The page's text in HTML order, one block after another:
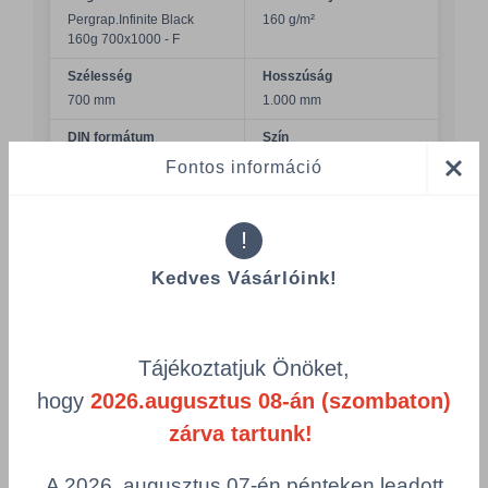
Pergrap.Infinite Black
160g 700x1000 - F
160 g/m²
Szélesség
700 mm
Hosszúság
1.000 mm
DIN formátum
Szín
végtelen fekete B100
Összeg csökkentése
Többszörös választás
Fontos információ
!
Kedves Vásárlóink!
Tájékoztatjuk Önöket,
hogy 2026.augusztus 08-án (szombaton)
zárva tartunk!